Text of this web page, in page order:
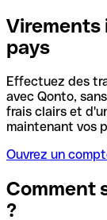
Virements
pays
Effectuez des
avec Qonto,
frais clairs et
maintenant vos
Ouvrez un
Comment
?